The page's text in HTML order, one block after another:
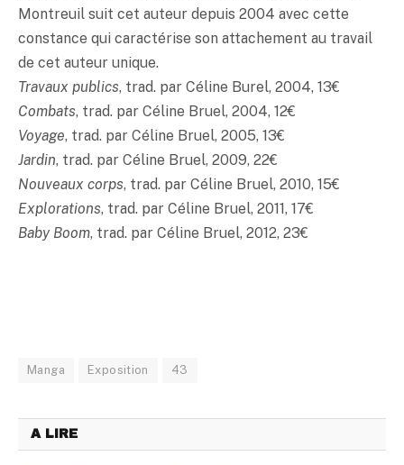
Montreuil suit cet auteur depuis 2004 avec cette
constance qui caractérise son attachement au travail
de cet auteur unique.
Travaux publics, trad. par Céline Burel, 2004, 13€
Combats, trad. par Céline Bruel, 2004, 12€
Voyage, trad. par Céline Bruel, 2005, 13€
Jardin, trad. par Céline Bruel, 2009, 22€
Nouveaux corps, trad. par Céline Bruel, 2010, 15€
Explorations, trad. par Céline Bruel, 2011, 17€
Baby Boom, trad. par Céline Bruel, 2012, 23€
Manga Exposition 43
A LIRE